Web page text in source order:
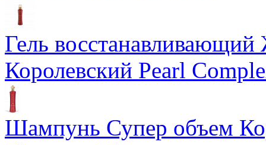
Гель
Королевский Pearl
Шампунь Супер объем